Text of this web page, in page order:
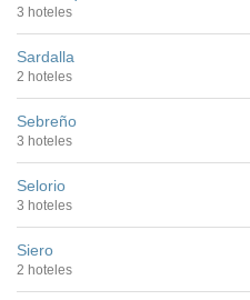
3 hoteles
Sardalla
2 hoteles
Sebreño
3 hoteles
Selorio
3 hoteles
Siero
2 hoteles